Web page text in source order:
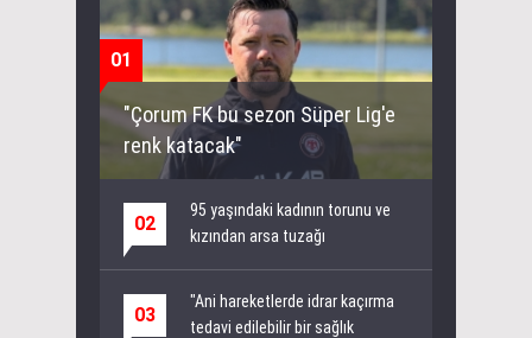
01
"Çorum FK bu sezon Süper Lig'e
renk katacak"
02
95 yaşındaki kadının torunu ve
kızından arsa tuzağı
03
"Ani hareketlerde idrar kaçırma
tedavi edilebilir bir sağlık